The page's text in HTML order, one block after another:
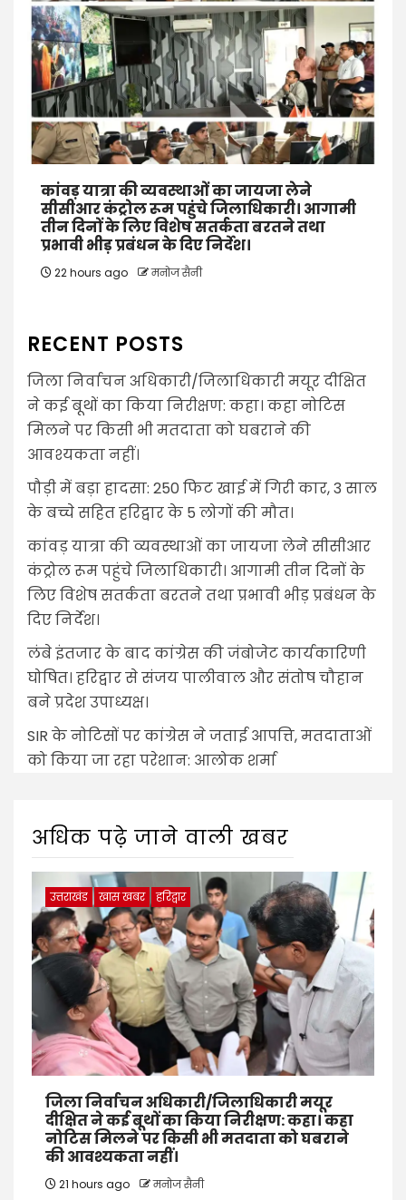
कांवड़ यात्रा की व्यवस्थाओं का जायजा लेने
सीसीआर कंट्रोल रूम पहुंचे जिलाधिकारी। आगामी
तीन दिनों के लिए विशेष सतर्कता बरतने तथा
प्रभावी भीड़ प्रबंधन के दिए निर्देश।
22 hours ago मनोज सैनी
RECENT POSTS
जिला निर्वाचन अधिकारी/जिलाधिकारी मयूर दीक्षित
ने कई बूथों का किया निरीक्षण: कहा। कहा नोटिस
मिलने पर किसी भी मतदाता को घबराने की
आवश्यकता नहीं।
पौड़ी में बड़ा हादसा: 250 फिट खाई में गिरी कार, 3 साल
के बच्चे सहित हरिद्वार के 5 लोगों की मौत।
कांवड़ यात्रा की व्यवस्थाओं का जायजा लेने सीसीआर
कंट्रोल रूम पहुंचे जिलाधिकारी। आगामी तीन दिनों के
लिए विशेष सतर्कता बरतने तथा प्रभावी भीड़ प्रबंधन के
दिए निर्देश।
लंबे इंतजार के बाद कांग्रेस की जंबोजेट कार्यकारिणी
घोषित। हरिद्वार से संजय पालीवाल और संतोष चौहान
बने प्रदेश उपाध्यक्ष।
SIR के नोटिसों पर कांग्रेस ने जताई आपत्ति, मतदाताओं
को किया जा रहा परेशान: आलोक शर्मा
अधिक पढ़े जाने वाली खबर
उत्तराखंड खास खबर हरिद्वार
जिला निर्वाचन अधिकारी/जिलाधिकारी मयूर
दीक्षित ने कई बूथों का किया निरीक्षण: कहा। कहा
नोटिस मिलने पर किसी भी मतदाता को घबराने
की आवश्यकता नहीं।
21 hours ago मनोज सैनी